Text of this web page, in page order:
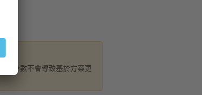
的參數不會導致基於方案更